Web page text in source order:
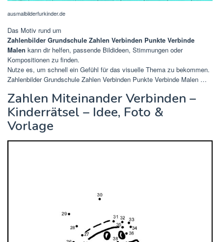
ausmalbilderfurkinder.de
Das Motiv rund um
Zahlenbilder Grundschule Zahlen Verbinden Punkte Verbinde
Malen kann dir helfen, passende Bildideen, Stimmungen oder
Kompositionen zu finden.
Nutze es, um schnell ein Gefühl für das visuelle Thema zu bekommen.
Zahlenbilder Grundschule Zahlen Verbinden Punkte Verbinde Malen …
Zahlen Miteinander Verbinden –
Kinderrätsel – Idee, Foto &
Vorlage